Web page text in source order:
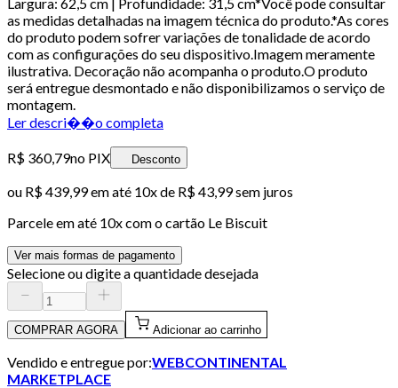
as medidas detalhadas na imagem técnica do produto.*As cores
do produto podem sofrer variações de tonalidade de acordo
com as configurações do seu dispositivo.Imagem meramente
ilustrativa. Decoração não acompanha o produto.O produto
será entregue desmontado e não disponibilizamos o serviço de
montagem.
Ler descri��o completa
R$ 360,79no PIX Desconto
ou R$ 439,99em até 10x de R$ 43,99 sem juros
Parcele em até 10x com o cartão Le Biscuit
Ver mais formas de pagamento
Selecione ou digite a quantidade desejada
COMPRAR AGORA Adicionar ao carrinho
Vendido e entregue por:WEBCONTINENTAL
MARKETPLACE